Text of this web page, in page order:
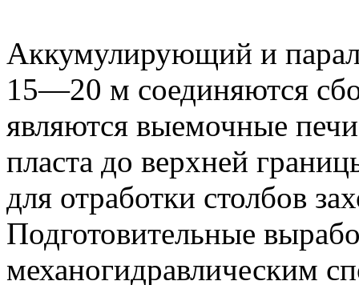
Аккумулирующий и
15—20 м соединяются
являются выемочные
пласта до верхней
для отработки столбов
Подготовительные
механогидравлическим